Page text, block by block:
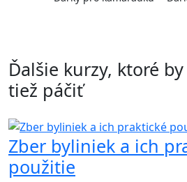
Ďalšie kurzy, ktoré
tiež páčiť
Zber byliniek a ich
použitie